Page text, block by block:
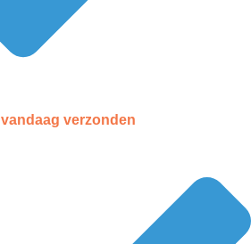
vandaag verzonden